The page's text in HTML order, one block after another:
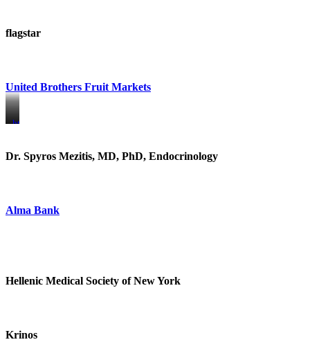
flagstar
United Brothers Fruit Markets
https://www.unitedbrothersfruitmarkets.com/
https://www.unitedbrothersfruitmarkets.com/
Dr. Spyros Mezitis, MD, PhD, Endocrinology
Alma Bank
Hellenic Medical Society of New York
Krinos